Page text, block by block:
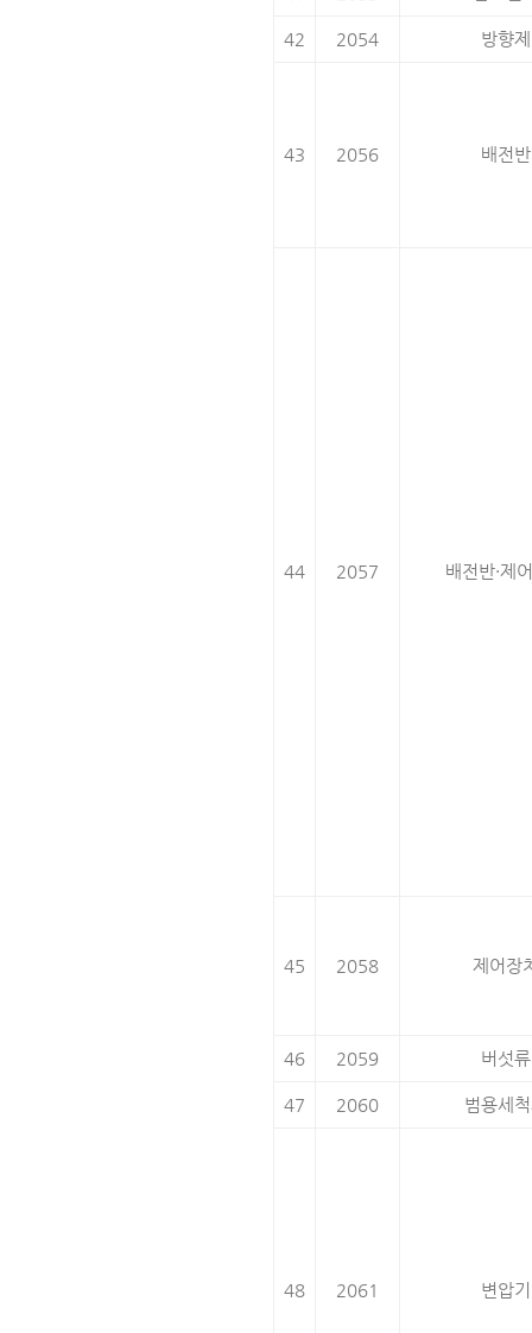
42 2054 방향제
43 2056 배전반
44 2057 배전반·제
45 2058 제어장
46 2059 버섯류
47 2060 범용세
48 2061 변압기